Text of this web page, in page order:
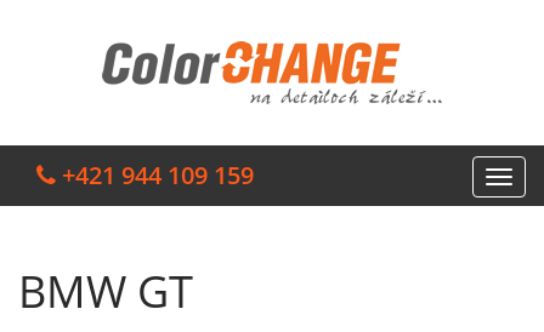
+421 944 109 159
BMW GT